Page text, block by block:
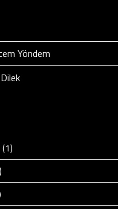
Yöndem
Dilek
(1)